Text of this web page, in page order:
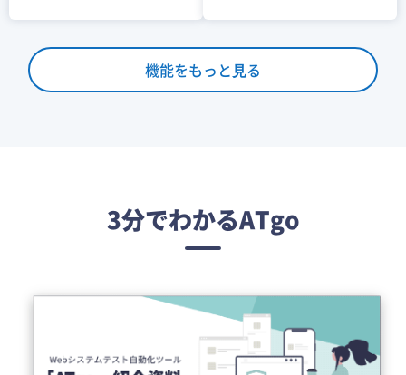
機能をもっと⾒る
3分でわかるATgo